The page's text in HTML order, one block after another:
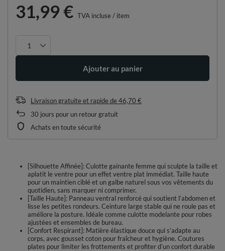
31,99 € TVA incluse/ item
Ajouter au panier
Livraison gratuite et rapidede46,70 €
30 jours pour un retour gratuit
Achats en toute sécurité
[Silhouette Affinée]: Culotte gainante femme qui sculpte la taille et
aplatit le ventre pour un effet ventre plat immédiat. Taille haute
pour un maintien ciblé et un galbe naturel sous vos vêtements du
quotidien, sans marquer ni comprimer.
[Taille Haute]: Panneau ventral renforcé qui soutient l’abdomen et
lisse les petites rondeurs. Ceinture large stable qui ne roule pas et
améliore la posture. Idéale comme culotte modelante pour robes
ajustées et ensembles de bureau.
[Confort Respirant]: Matière élastique douce qui s’adapte au
corps, avec gousset coton pour fraîcheur et hygiène. Coutures
plates pour limiter les frottements et profiter d’un confort durable